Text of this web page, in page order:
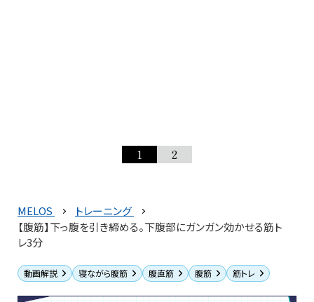
1 2
MELOS
トレーニング
【腹筋】下っ腹を引き締める。下腹部にガンガン効かせる筋ト
レ3分
動画解説 寝ながら腹筋 腹直筋 腹筋 筋トレ